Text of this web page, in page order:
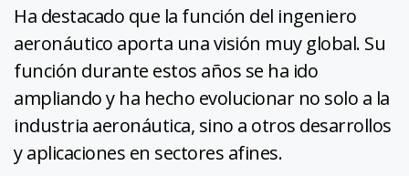
Ha destacado que la función del ingeniero
aeronáutico aporta una visión muy global. Su
función durante estos años se ha ido
ampliando y ha hecho evolucionar no solo a la
industria aeronáutica, sino a otros desarrollos
y aplicaciones en sectores afines.